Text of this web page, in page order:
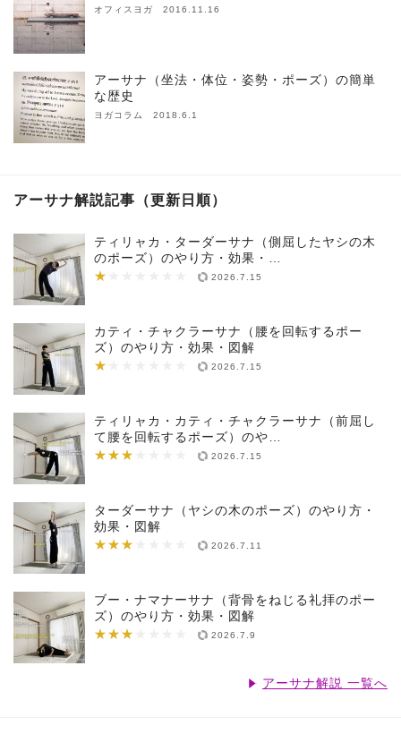
オフィスヨガ 2016.11.16
アーサナ（坐法・体位・姿勢・ポーズ）の簡単
な歴史
ヨガコラム 2018.6.1
アーサナ解説記事（更新日順）
ティリャカ・ターダーサナ（側屈したヤシの木
のポーズ）のやり方・効果・…
★
★★★★★★★ 2026.7.15
カティ・チャクラーサナ（腰を回転するポー
ズ）のやり方・効果・図解
★
★★★★★★★ 2026.7.15
ティリャカ・カティ・チャクラーサナ（前屈し
て腰を回転するポーズ）のや…
★★★
★★★★★★★ 2026.7.15
ターダーサナ（ヤシの木のポーズ）のやり方・
効果・図解
★★★
★★★★★★★ 2026.7.11
ブー・ナマナーサナ（背骨をねじる礼拝のポー
ズ）のやり方・効果・図解
★★★
★★★★★★★ 2026.7.9
アーサナ解説 一覧へ